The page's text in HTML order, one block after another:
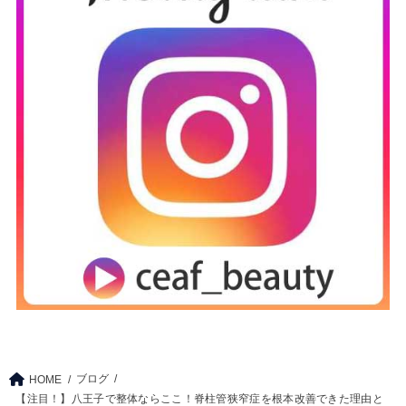
HOME
ブログ
【注目！】八王子で整体ならここ！脊柱管狭窄症を根本改善できた理由と